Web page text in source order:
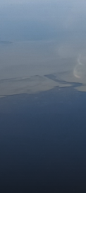
artificiale nelle
In più vi
diversi
temi attuali